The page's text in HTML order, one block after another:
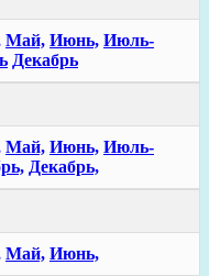
Май, Июнь, Июль-
Декабрь
Май, Июнь, Июль-
Декабрь,
Май, Июнь,